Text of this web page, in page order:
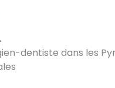
dentiste dans les